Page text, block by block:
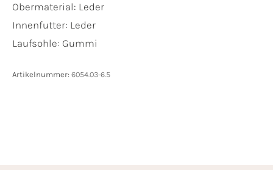
Obermaterial: Leder
Innenfutter: Leder
Laufsohle: Gummi
Artikelnummer: 6054.03-6.5